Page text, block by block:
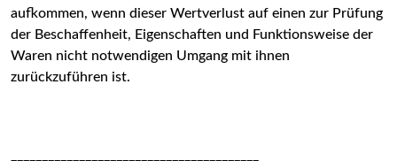
aufkommen, wenn dieser Wertverlust auf einen zur Prüfung
der Beschaffenheit, Eigenschaften und Funktionsweise der
Waren nicht notwendigen Umgang mit ihnen
zurückzuführen ist.